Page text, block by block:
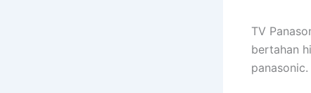
TV
bertahan
panasonic.